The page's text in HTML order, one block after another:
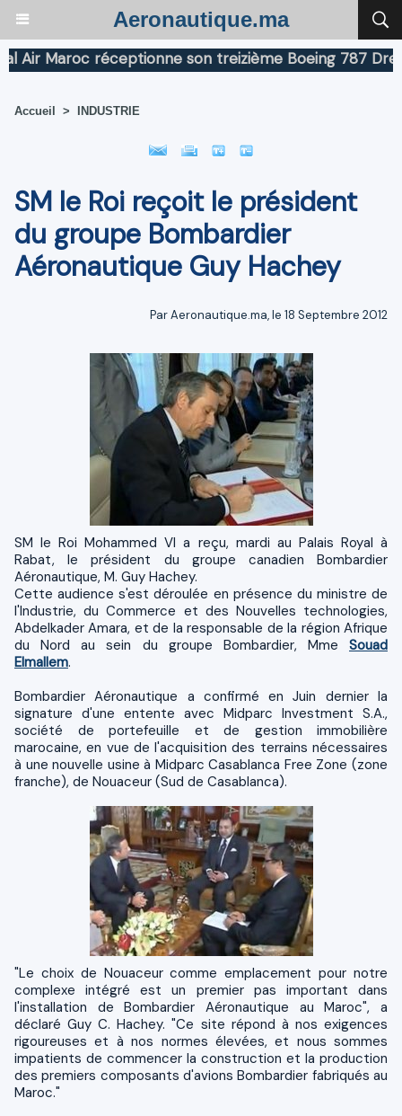
Aeronautique.ma
Maroc réceptionne son treizième Boeing 787
Accueil > INDUSTRIE
SM le Roi reçoit le président
du groupe Bombardier
Aéronautique Guy Hachey
Par Aeronautique.ma, le 18 Septembre 2012
SM le Roi Mohammed VI a reçu, mardi au Palais Royal à
Rabat, le président du groupe canadien Bombardier
Aéronautique, M. Guy Hachey.
Cette audience s'est déroulée en présence du ministre de
l'Industrie, du Commerce et des Nouvelles technologies,
Abdelkader Amara, et de la responsable de la région Afrique
du Nord au sein du groupe Bombardier, Mme Souad
Elmallem.
Bombardier Aéronautique a confirmé en Juin dernier la
signature d'une entente avec Midparc Investment S.A.,
société de portefeuille et de gestion immobilière
marocaine, en vue de l'acquisition des terrains nécessaires
à une nouvelle usine à Midparc Casablanca Free Zone (zone
franche), de Nouaceur (Sud de Casablanca).
"Le choix de Nouaceur comme emplacement pour notre
complexe intégré est un premier pas important dans
l'installation de Bombardier Aéronautique au Maroc", a
déclaré Guy C. Hachey. "Ce site répond à nos exigences
rigoureuses et à nos normes élevées, et nous sommes
impatients de commencer la construction et la production
des premiers composants d'avions Bombardier fabriqués au
Maroc."